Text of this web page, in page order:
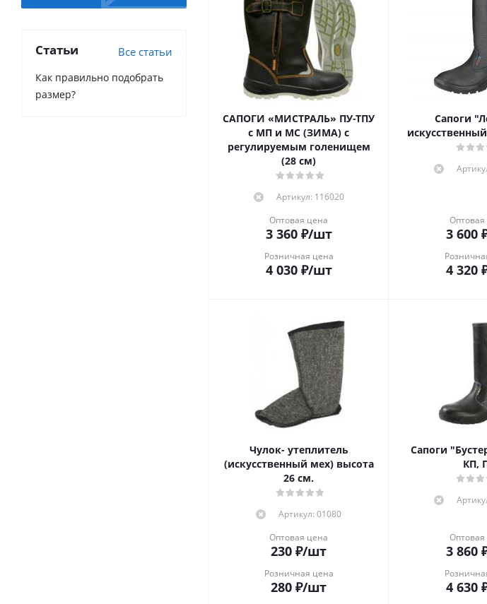
САПОГИ «МИСТРАЛЬ» ПУ-ТПУ
с МП и МС (ЗИМА) с
регулируемым голенищем
(28 см)
Артикул: 116020
Оптовая цена
3 360₽/шт
Розничная цена
4 030₽/шт
Сапоги
3 600
4 320
Чулок- утеплитель
(искусственный мех) высота
26 см.
Артикул: 01080
Оптовая цена
230 ₽/шт
Розничная цена
280 ₽/шт
Сапоги
КП,
3 860
4 630
Статьи Все статьи
Как правильно подобрать
размер?